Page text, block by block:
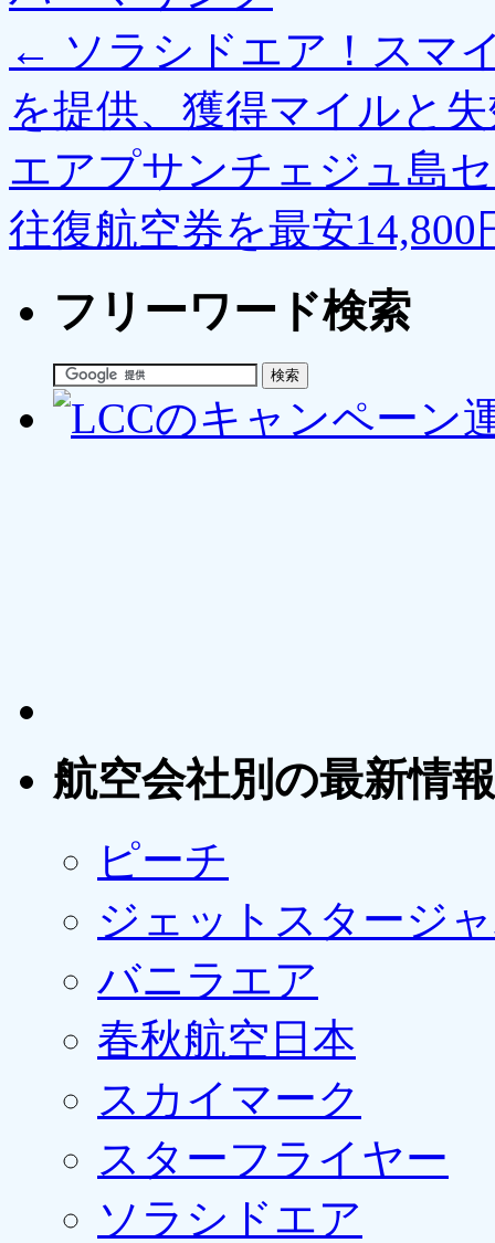
← ソラシドエア！スマ
を提供、獲得マイルと
エアプサンチェジュ島
往復航空券を最安
フリーワード検索
航空会社別の最新情報
ピーチ
ジェットスタージ
バニラエア
春秋航空日本
スカイマーク
スターフライヤー
ソラシドエア